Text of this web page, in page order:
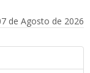
de Agosto de 2026